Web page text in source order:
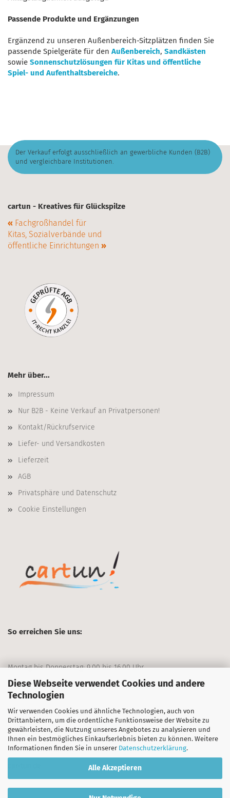
Diese Webseite verwendet Cookies und andere
Technologien
Wir verwenden Cookies und ähnliche Technologien, auch von
Drittanbietern, um die ordentliche Funktionsweise der Website zu
gewährleisten, die Nutzung unseres Angebotes zu analysieren und
Ihnen ein bestmögliches Einkaufserlebnis bieten zu können. Weitere
Informationen finden Sie in unserer Datenschutzerklärung.
Alle Akzeptieren
Passende Produkte und Ergänzungen
Ergänzend zu unseren Außenbereich-Sitzplätzen finden Sie
passende Spielgeräte für den Außenbereich, Sandkästen
sowie Sonnenschutzlösungen für Kitas und öffentliche
Spiel- und Aufenthaltsbereiche.
Der Verkauf erfolgt ausschließlich an gewerbliche Kunden (B2B)
und vergleichbare Institutionen.
cartun - Kreatives für Glückspilze
« Fachgroßhandel für
Kitas, Sozialverbände und
öffentliche Einrichtungen »
Mehr über...
Impressum
Nur B2B - Keine Verkauf an Privatpersonen!
Kontakt/Rückrufservice
Liefer- und Versandkosten
Lieferzeit
AGB
Privatsphäre und Datenschutz
Cookie Einstellungen
So erreichen Sie uns:
Montag bis Donnerstag: 9.00 bis 16.00 Uhr
Freitag: 9.00 bis 13.00 Uhr
+49 911/70403-0
Unternehmensseite: